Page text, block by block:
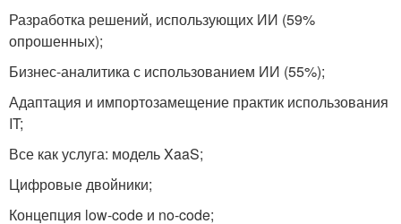
Разработка решений, использующих ИИ (59%
опрошенных);
Бизнес-аналитика с использованием ИИ (55%);
Адаптация и импортозамещение практик использования
IT;
Все как услуга: модель XaaS;
Цифровые двойники;
Концепция low-code и no-code;